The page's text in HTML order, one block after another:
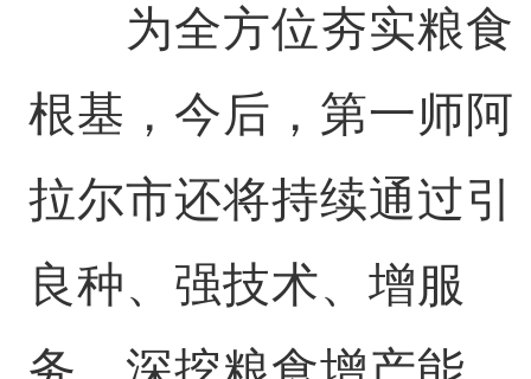
为全方位夯实粮食
根基，今后，第一师阿
拉尔市还将持续通过引
良种、强技术、增服